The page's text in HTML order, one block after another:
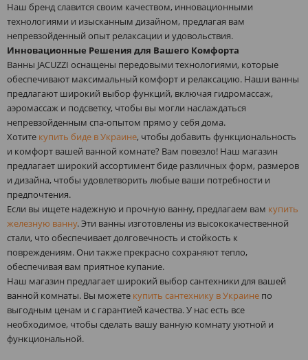
Наш бренд славится своим качеством, инновационными
технологиями и изысканным дизайном, предлагая вам
непревзойденный опыт релаксации и удовольствия.
Инновационные Решения для Вашего Комфорта
Ванны JACUZZI оснащены передовыми технологиями, которые
обеспечивают максимальный комфорт и релаксацию. Наши ванны
предлагают широкий выбор функций, включая гидромассаж,
аэромассаж и подсветку, чтобы вы могли наслаждаться
непревзойденным спа-опытом прямо у себя дома.
Хотите купить биде в Украине, чтобы добавить функциональность
и комфорт вашей ванной комнате? Вам повезло! Наш магазин
предлагает широкий ассортимент биде различных форм, размеров
и дизайна, чтобы удовлетворить любые ваши потребности и
предпочтения.
Если вы ищете надежную и прочную ванну, предлагаем вам купить
железную ванну. Эти ванны изготовлены из высококачественной
стали, что обеспечивает долговечность и стойкость к
повреждениям. Они также прекрасно сохраняют тепло,
обеспечивая вам приятное купание.
Наш магазин предлагает широкий выбор сантехники для вашей
ванной комнаты. Вы можете купить сантехнику в Украине по
выгодным ценам и с гарантией качества. У нас есть все
необходимое, чтобы сделать вашу ванную комнату уютной и
функциональной.